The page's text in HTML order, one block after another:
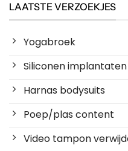
LAATSTE VERZOEKJES
Yogabroek
Siliconen implantaten
Harnas bodysuits
Poep/plas content
Video tampon